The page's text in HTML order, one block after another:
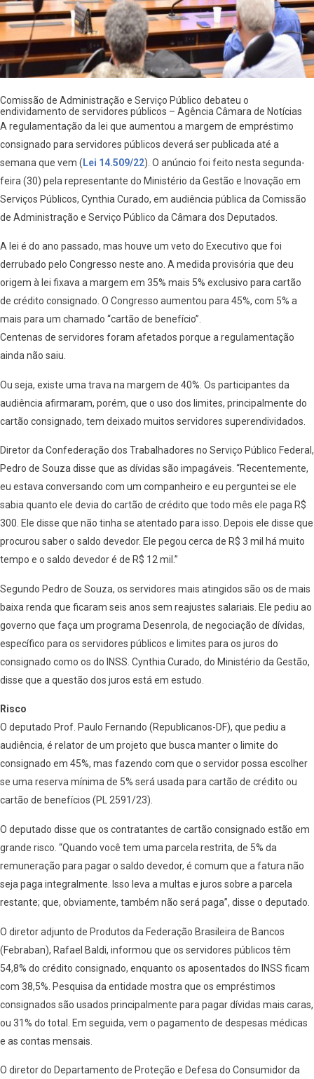
Comissão de Administração e Serviço Público debateu o
endividamento de servidores públicos – Agência Câmara de Notícias
A regulamentação da lei que aumentou a margem de empréstimo
consignado para servidores públicos deverá ser publicada até a
semana que vem ( Lei 14.509/22). O anúncio foi feito nesta segunda-
feira (30) pela representante do Ministério da Gestão e Inovação em
Serviços Públicos, Cynthia Curado, em audiência pública da Comissão
de Administração e Serviço Público da Câmara dos Deputados.
A lei é do ano passado, mas houve um veto do Executivo que foi
derrubado pelo Congresso neste ano. A medida provisória que deu
origem à lei fixava a margem em 35% mais 5% exclusivo para cartão
de crédito consignado. O Congresso aumentou para 45%, com 5% a
mais para um chamado “cartão de benefício”.
Centenas de servidores foram afetados porque a regulamentação
ainda não saiu.
Ou seja, existe uma trava na margem de 40%. Os participantes da
audiência afirmaram, porém, que o uso dos limites, principalmente do
cartão consignado, tem deixado muitos servidores superendividados.
Diretor da Confederação dos Trabalhadores no Serviço Público Federal,
Pedro de Souza disse que as dívidas são impagáveis. “Recentemente,
eu estava conversando com um companheiro e eu perguntei se ele
sabia quanto ele devia do cartão de crédito que todo mês ele paga R$
300. Ele disse que não tinha se atentado para isso. Depois ele disse que
procurou saber o saldo devedor. Ele pegou cerca de R$ 3 mil há muito
tempo e o saldo devedor é de R$ 12 mil.”
Segundo Pedro de Souza, os servidores mais atingidos são os de mais
baixa renda que ficaram seis anos sem reajustes salariais. Ele pediu ao
governo que faça um programa Desenrola, de negociação de dívidas,
específico para os servidores públicos e limites para os juros do
consignado como os do INSS. Cynthia Curado, do Ministério da Gestão,
disse que a questão dos juros está em estudo.
Risco
O deputado Prof. Paulo Fernando (Republicanos-DF), que pediu a
audiência, é relator de um projeto que busca manter o limite do
consignado em 45%, mas fazendo com que o servidor possa escolher
se uma reserva mínima de 5% será usada para cartão de crédito ou
cartão de benefícios (PL 2591/23).
O deputado disse que os contratantes de cartão consignado estão em
grande risco. “Quando você tem uma parcela restrita, de 5% da
remuneração para pagar o saldo devedor, é comum que a fatura não
seja paga integralmente. Isso leva a multas e juros sobre a parcela
restante; que, obviamente, também não será paga”, disse o deputado.
O diretor adjunto de Produtos da Federação Brasileira de Bancos
(Febraban), Rafael Baldi, informou que os servidores públicos têm
54,8% do crédito consignado, enquanto os aposentados do INSS ficam
com 38,5%. Pesquisa da entidade mostra que os empréstimos
consignados são usados principalmente para pagar dívidas mais caras,
ou 31% do total. Em seguida, vem o pagamento de despesas médicas
e as contas mensais.
O diretor do Departamento de Proteção e Defesa do Consumidor da